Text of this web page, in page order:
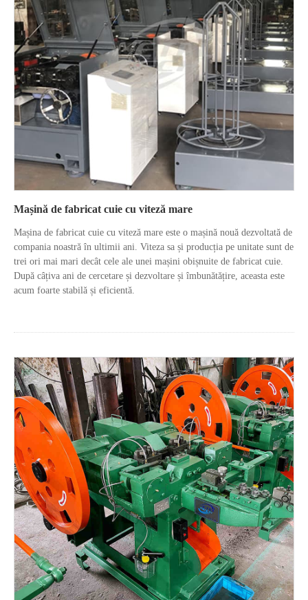
Mașină de fabricat cuie cu viteză mare
Mașina de fabricat cuie cu viteză mare este o mașină nouă dezvoltată de
compania noastră în ultimii ani. Viteza sa și producția pe unitate sunt de
trei ori mai mari decât cele ale unei mașini obișnuite de fabricat cuie.
După câțiva ani de cercetare și dezvoltare și îmbunătățire, aceasta este
acum foarte stabilă și eficientă.